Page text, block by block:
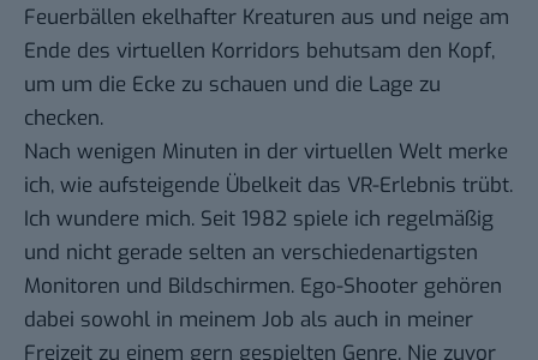
Feuerbällen ekelhafter Kreaturen aus und neige am
Ende des virtuellen Korridors behutsam den Kopf,
um um die Ecke zu schauen und die Lage zu
checken.
Nach wenigen Minuten in der virtuellen Welt merke
ich, wie aufsteigende Übelkeit das VR-Erlebnis trübt.
Ich wundere mich. Seit 1982 spiele ich regelmäßig
und nicht gerade selten an verschiedenartigsten
Monitoren und Bildschirmen. Ego-Shooter gehören
dabei sowohl in meinem Job als auch in meiner
Freizeit zu einem gern gespielten Genre. Nie zuvor